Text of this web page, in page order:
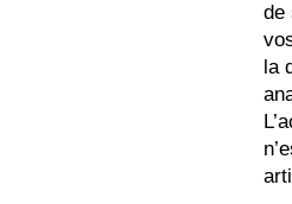
de
la